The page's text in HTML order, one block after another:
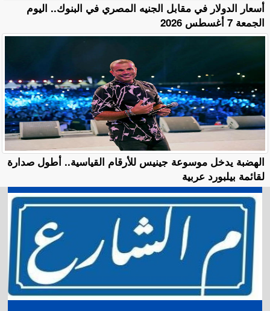
أسعار الدولار في مقابل الجنيه المصري في البنوك.. اليوم
الجمعة 7 أغسطس 2026
الهضبة يدخل موسوعة جينيس للأرقام القياسية.. أطول صدارة
لقائمة بيلبورد عربية